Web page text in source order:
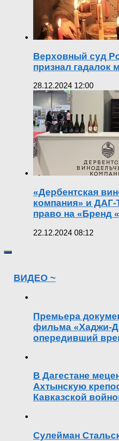
Верховный суд
признал гадалок
28.12.2024 12:00
«Дербентская
компания» и
право на «Бренд
22.12.2024 08:12
ВИДЕО ~
Премьера
фильма «Хаджи-
опередивший
В Дагестане
Ахтынскую
Кавказской
Сулейман